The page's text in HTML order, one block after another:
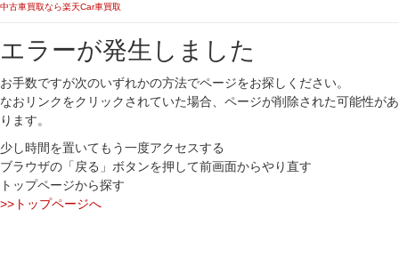
中古車買取なら楽天Car車買取
エラーが発生しました
お手数ですが次のいずれかの方法でページをお探しください。
なおリンクをクリックされていた場合、ページが削除された可能性があ
ります。
少し時間を置いてもう一度アクセスする
ブラウザの「戻る」ボタンを押して前画面からやり直す
トップページから探す
>>トップページへ